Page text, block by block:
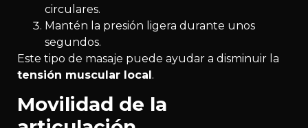
circulares.
Mantén la presión ligera durante unos
segundos.
Este tipo de masaje puede ayudar a disminuir la
tensión muscular local.
Movilidad de la